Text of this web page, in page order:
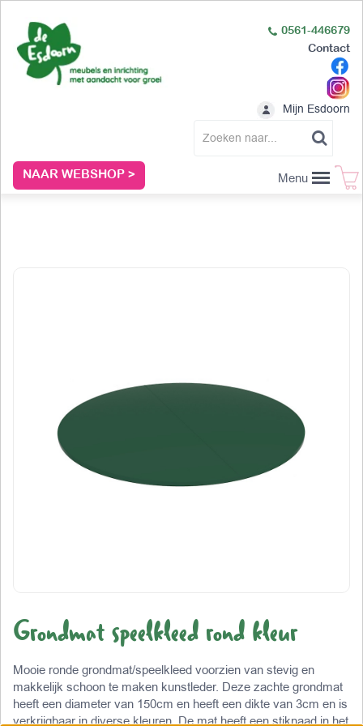
NAAR WEBSHOP >
0561-446679
Contact
Mijn Esdoorn
Menu
Grondmat speelkleed rond kleur
Mooie ronde grondmat/speelkleed voorzien van stevig en
makkelijk schoon te maken kunstleder. Deze zachte grondmat
heeft een diameter van 150cm en heeft een dikte van 3cm en is
verkrijgbaar in diverse kleuren. De mat heeft een stiknaad in het